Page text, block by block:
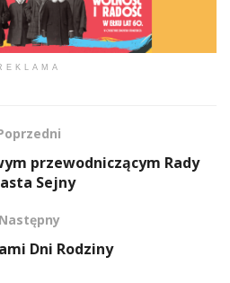
przewodniczącym Rady
Sejny
Następny
Dni Rodziny